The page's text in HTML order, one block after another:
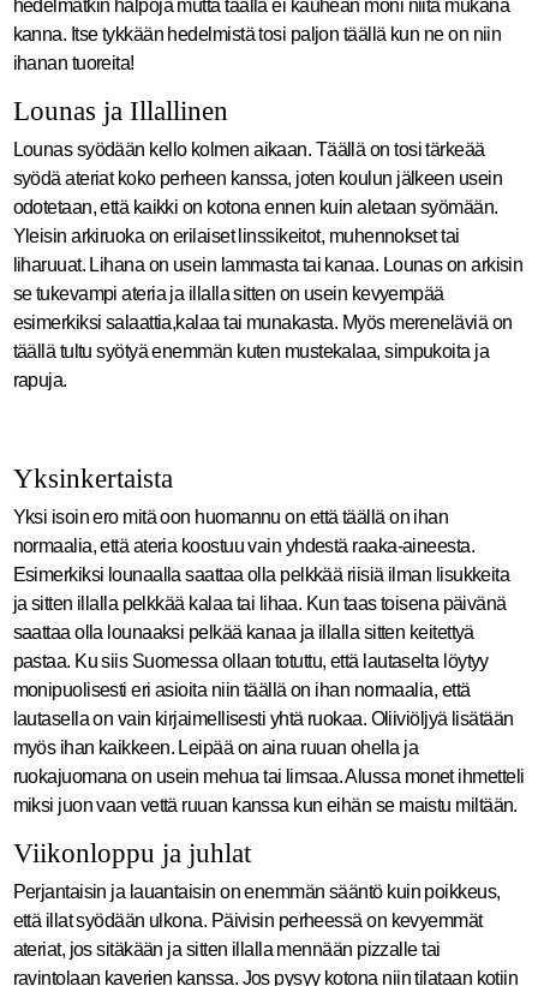
hedelmätkin halpoja mutta täällä ei kauhean moni niitä mukana
kanna. Itse tykkään hedelmistä tosi paljon täällä kun ne on niin
ihanan tuoreita!
Lounas ja Illallinen
Lounas syödään kello kolmen aikaan. Täällä on tosi tärkeää
syödä ateriat koko perheen kanssa, joten koulun jälkeen usein
odotetaan, että kaikki on kotona ennen kuin aletaan syömään.
Yleisin arkiruoka on erilaiset linssikeitot, muhennokset tai
liharuuat. Lihana on usein lammasta tai kanaa. Lounas on arkisin
se tukevampi ateria ja illalla sitten on usein kevyempää
esimerkiksi salaattia,kalaa tai munakasta. Myös mereneläviä on
täällä tultu syötyä enemmän kuten mustekalaa, simpukoita ja
rapuja.
Yksinkertaista
Yksi isoin ero mitä oon huomannu on että täällä on ihan
normaalia, että ateria koostuu vain yhdestä raaka-aineesta.
Esimerkiksi lounaalla saattaa olla pelkkää riisiä ilman lisukkeita
ja sitten illalla pelkkää kalaa tai lihaa. Kun taas toisena päivänä
saattaa olla lounaaksi pelkää kanaa ja illalla sitten keitettyä
pastaa. Ku siis Suomessa ollaan totuttu, että lautaselta löytyy
monipuolisesti eri asioita niin täällä on ihan normaalia, että
lautasella on vain kirjaimellisesti yhtä ruokaa. Oliiviöljyä lisätään
myös ihan kaikkeen. Leipää on aina ruuan ohella ja
ruokajuomana on usein mehua tai limsaa. Alussa monet ihmetteli
miksi juon vaan vettä ruuan kanssa kun eihän se maistu miltään.
Viikonloppu ja juhlat
Perjantaisin ja lauantaisin on enemmän sääntö kuin poikkeus,
että illat syödään ulkona. Päivisin perheessä on kevyemmät
ateriat, jos sitäkään ja sitten illalla mennään pizzalle tai
ravintolaan kaverien kanssa. Jos pysyy kotona niin tilataan kotiin